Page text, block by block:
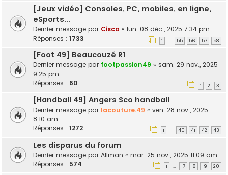
[Jeux vidéo] Consoles, PC, mobiles, en ligne,
eSports...
Dernier message par Cisco « lun. 08 déc., 2025 7:34 pm
Réponses : 1733 1 … 55 56 57 58
[Foot 49] Beaucouzé R1
Dernier message par footpassion49 « sam. 29 nov., 2025
9:25 pm
Réponses : 60 1 2 3
[Handball 49] Angers Sco handball
Dernier message par lacouture.49 « ven. 28 nov., 2025
8:10 am
Réponses : 1272 1 … 40 41 42 43
Les disparus du forum
Dernier message par Allman « mar. 25 nov., 2025 11:09 am
Réponses : 574 1 … 17 18 19 20